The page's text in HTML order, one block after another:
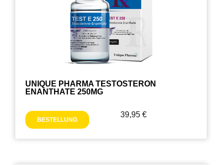
UNIQUE PHARMA TESTOSTERON
ENANTHATE 250MG
BESTELLUNG
39,95 €